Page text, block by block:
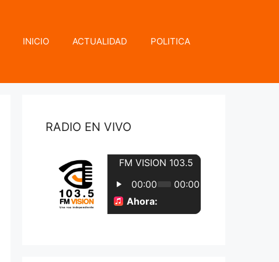
INICIO ACTUALIDAD POLITICA
RADIO EN VIVO